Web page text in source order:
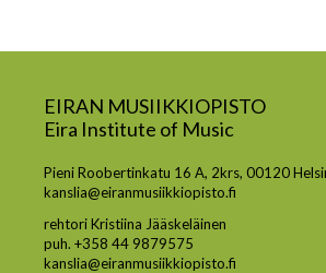
EIRAN MUSIIKKIOPISTO
Eira Institute of Music
Pieni Roobertinkatu 16 A, 2krs, 00120
kanslia@eiranmusiikkiopisto.fi
rehtori Kristiina Jääskeläinen
puh. +358 44 9879575
kanslia@eiranmusiikkiopisto.fi